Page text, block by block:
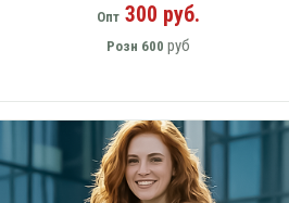
Опт300 руб.
Розн 600 руб